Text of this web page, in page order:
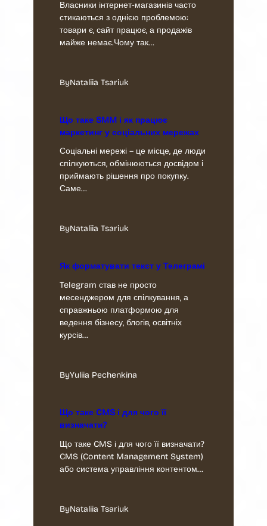
Власники інтернет-магазинів часто
стикаються з однією проблемою:
товари є, сайт працює, а продажів
майже немає.Чому так…
ByNataliia Tsariuk
Що таке SMM і як працює
маркетинг у соціальних мережах
Соціальні мережі – це місце, де люди
спілкуються, обмінюються досвідом і
приймають рішення про покупку.
Саме…
ByNataliia Tsariuk
Як форматувати текст у Телеграмі
Telegram став не просто
месенджером для спілкування, а
справжньою платформою для
ведення бізнесу, блогів, освітніх
курсів…
ByYuliia Pechenkina
Що таке CMS і для чого її
визначати?
Що таке CMS і для чого її визначати?
CMS (Content Management System)
або система управління контентом…
ByNataliia Tsariuk